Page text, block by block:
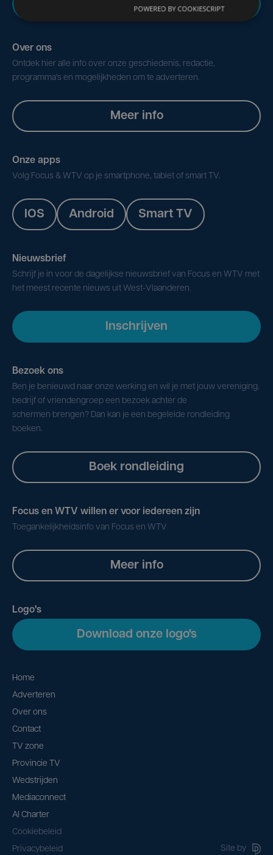
Nieuws melden
Over ons
Ontdek hier alle info over onze geschiedenis, redactie,
programma's en mogelijkheden om te adverteren.
Meer info
Onze apps
Volg Focus & WTV op je smartphone, tablet of smart TV.
IOS Android Smart TV
Nieuwsbrief
Schrijf je in voor de dagelijkse nieuwsbrief van Focus en WTV met
het meest recente nieuws uit West-Vlaanderen.
Inschrijven
Bezoek ons
Ben je benieuwd naar onze werking en wil je met jouw vereniging,
bedrijf of vriendengroep een bezoek achter de
schermen brengen? Dan kan je een begeleide rondleiding
boeken.
Boek rondleiding
Focus en WTV willen er voor iedereen zijn
Toegankelijkheidsinfo van Focus en WTV
Meer info
Logo's
Download onze logo's
Home
Adverteren
Over ons
Contact
TV zone
Provincie TV
Wedstrijden
Mediaconnect
AI Charter
Cookiebeleid
Privacybeleid
Site by
POWERED BY COOKIESCRIPT